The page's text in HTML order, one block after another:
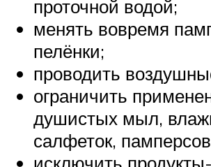
проточной водой;
менять вовремя
пелёнки;
проводить
ограничить
душистых мыл,
салфеток,